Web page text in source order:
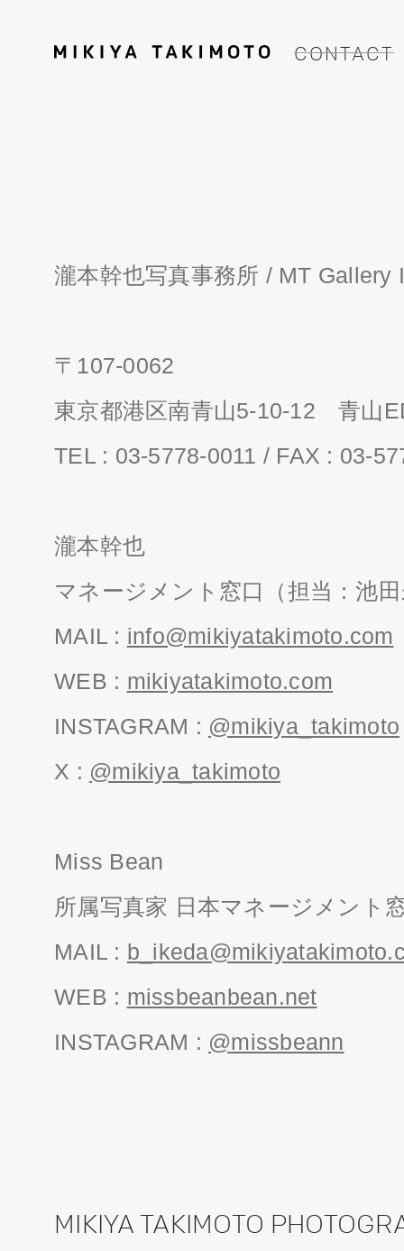
CONTACT
瀧本幹也写真事務所 / MT Gallery
〒107-0062
東京都港区南青山5-10-12 青山
TEL : 03-5778-0011 / FAX : 03-
瀧本幹也
マネージメント窓口（担当：池
MAIL : info@mikiyatakimoto.com
WEB : mikiyatakimoto.com
INSTAGRAM : @mikiya_takimoto
X : @mikiya_takimoto
Miss Bean
所属写真家 日本マネージメント
MAIL :
WEB : missbeanbean.net
INSTAGRAM : @missbeann
MIKIYA TAKIMOTO